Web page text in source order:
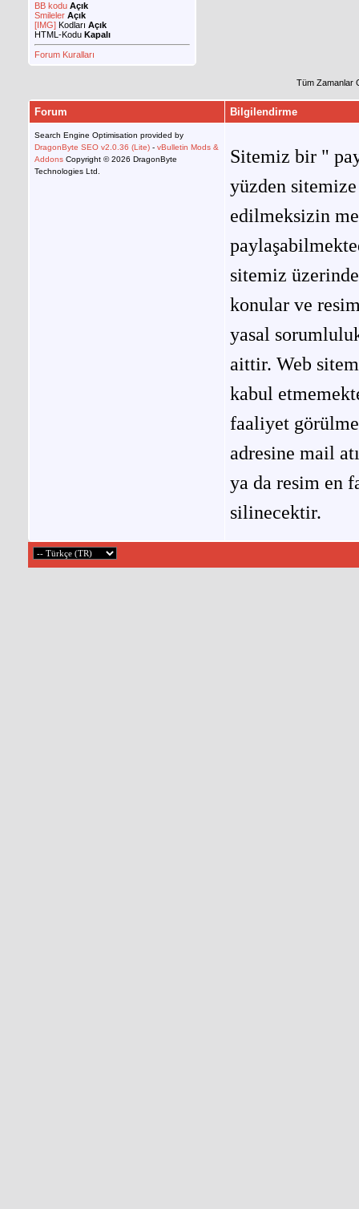
BB kodu Açık
Smileler Açık
[IMG] Kodları Açık
HTML-Kodu Kapalı
Forum Kuralları
Tüm Zamanlar
Forum Bilgilendirme
Search Engine Optimisation provided by
DragonByte SEO v2.0.36 (Lite) - vBulletin Mods &
Addons Copyright © 2026 DragonByte
Technologies Ltd.
Sitemiz bir "
yüzden
edilmeksizin
sitemiz
konular ve
yasal
aittir. Web
kabul
faaliyet
adresine mail
ya da resim en
silinecektir.